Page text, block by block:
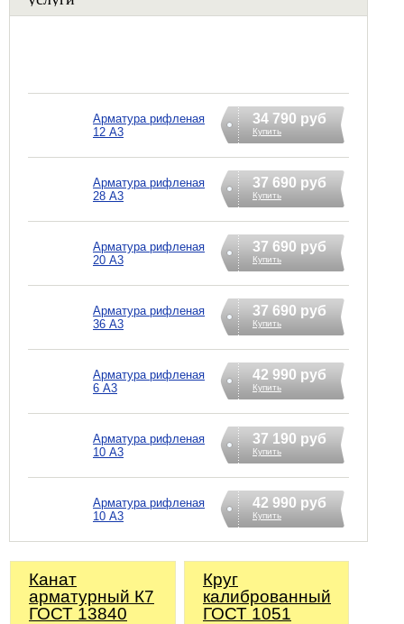
Арматура рифленая
12 А3
34 790 руб
Купить
Арматура рифленая
28 А3
37 690 руб
Купить
Арматура рифленая
20 А3
37 690 руб
Купить
Арматура рифленая
36 А3
37 690 руб
Купить
Арматура рифленая
6 А3
42 990 руб
Купить
Арматура рифленая
10 А3
37 190 руб
Купить
Арматура рифленая
10 А3
42 990 руб
Купить
Канат
арматурный К7
ГОСТ 13840
Круг
калиброванный
ГОСТ 1051